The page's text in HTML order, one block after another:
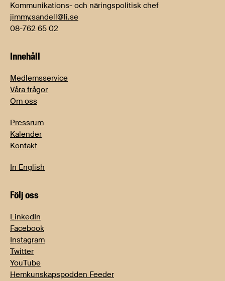
Kommunikations- och näringspolitisk chef
jimmy.sandell@li.se
08-762 65 02
Innehåll
Medlemsservice
Våra frågor
Om oss
Pressrum
Kalender
Kontakt
In English
Följ oss
LinkedIn
Facebook
Instagram
Twitter
YouTube
Hemkunskapspodden Feeder